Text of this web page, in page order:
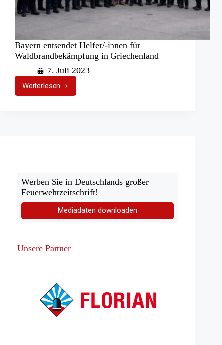
Bayern entsendet Helfer/-innen für
Waldbrandbekämpfung in Griechenland
7. Juli 2023
Weiterlesen
Bayern
entsendet
Werben Sie in Deutschlands großer
Feuerwehrzeitschrift!
Mediadaten downloaden
Unsere Partner